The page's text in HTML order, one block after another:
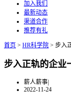
加入我们
最新动态
渠道合作
推荐有礼
首页 > HR科学院 > 步入
步入正轨的企业
薪人薪事|
2022-11-24